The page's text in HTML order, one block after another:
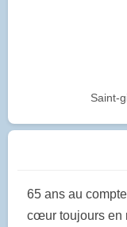
Saint-
65 ans au
cœur toujours en